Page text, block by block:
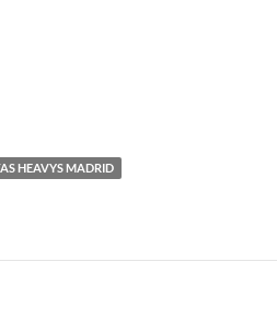
HEAVYS MADRID